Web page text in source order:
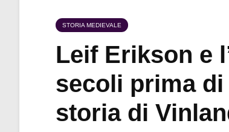
STORIA MEDIEVALE
Leif Erikson e
secoli prima
storia di